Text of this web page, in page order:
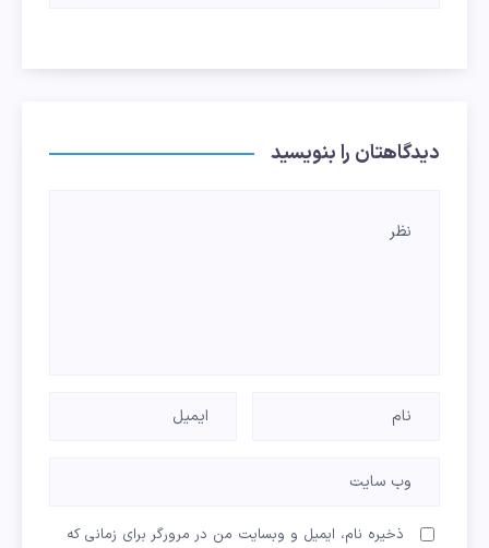
دیدگاهتان را بنویسید
ذخیره نام، ایمیل و وبسایت من در مرورگر برای زمانی که